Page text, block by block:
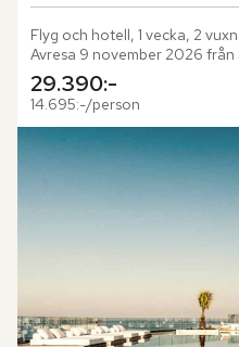
Flyg och hotell, 1 vecka, 2
Avresa 9 november 2026
29.390:-
14.695:-/person